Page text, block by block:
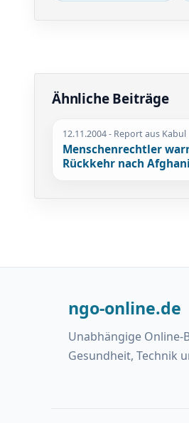
Ähnliche Beiträge
12.11.2004- Report aus Kabul
Menschenrechtler
Rückkehr nach
ngo-online.de
Unabhängige Online-
Gesundheit, Technik